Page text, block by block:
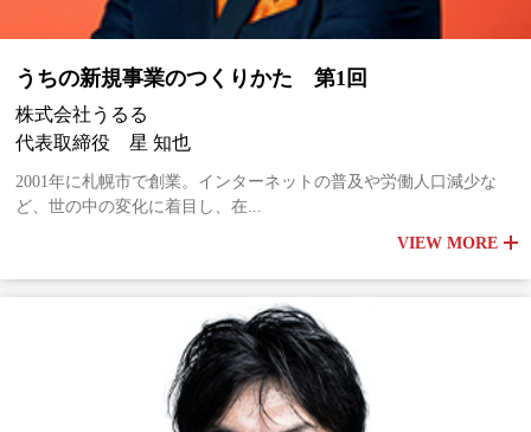
うちの新規事業のつくりかた 第1回
株式会社うるる
代表取締役 星 知也
2001年に札幌市で創業。インターネットの普及や労働人口減少な
ど、世の中の変化に着目し、在...
VIEW MORE